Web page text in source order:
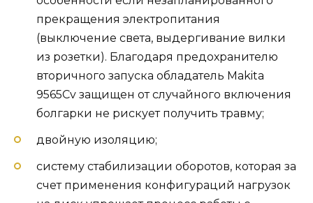
прекращения электропитания
(выключение света, выдергивание вилки
из розетки). Благодаря предохранителю
вторичного запуска обладатель Makita
9565Cv защищен от случайного включения
болгарки не рискует получить травму;
двойную изоляцию;
систему стабилизации оборотов, которая за
счет применения конфигураций нагрузок